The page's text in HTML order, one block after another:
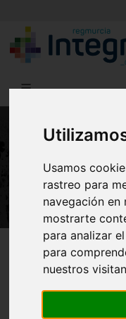
Usamos
rastreo para
navegación en
mostrarte
para analizar
para
nuestros
El
Región de Murcia Digital
Terrestres